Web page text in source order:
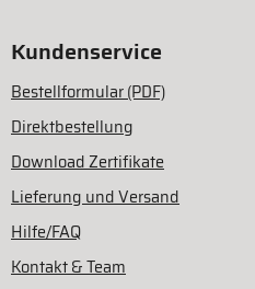
Kundenservice
Bestellformular (PDF)
Direktbestellung
Download Zertifikate
Lieferung und Versand
Hilfe/FAQ
Kontakt & Team